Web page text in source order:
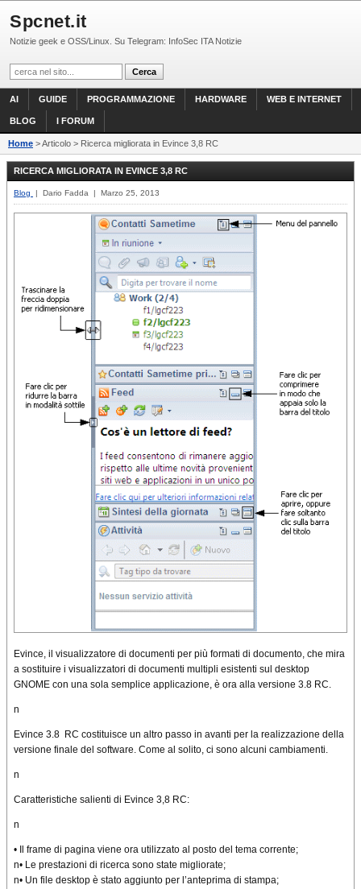
Spcnet.it
Notizie geek e OSS/Linux. Su Telegram: InfoSec ITA Notizie
AI GUIDE PROGRAMMAZIONE HARDWARE WEB E INTERNET
BLOG I FORUM
Home > Articolo > Ricerca migliorata in Evince 3,8 RC
RICERCA MIGLIORATA IN EVINCE 3,8 RC
Blog | Dario Fadda | Marzo 25, 2013
Evince, il visualizzatore di documenti per più formati di documento, che mira
a sostituire i visualizzatori di documenti multipli esistenti sul desktop
GNOME con una sola semplice applicazione, è ora alla versione 3.8 RC.
n
Evince 3.8 RC costituisce un altro passo in avanti per la realizzazione della
versione finale del software. Come al solito, ci sono alcuni cambiamenti.
n
Caratteristiche salienti di Evince 3,8 RC:
n
• Il frame di pagina viene ora utilizzato al posto del tema corrente;
n• Le prestazioni di ricerca sono state migliorate;
n• Un file desktop è stato aggiunto per l’anteprima di stampa;